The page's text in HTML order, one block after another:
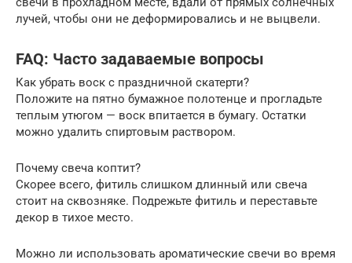
лучей, чтобы они не деформировались и не выцвели.
FAQ: Часто задаваемые вопросы
Как убрать воск с праздничной скатерти?
Положите на пятно бумажное полотенце и прогладьте
теплым утюгом — воск впитается в бумагу. Остатки
можно удалить спиртовым раствором.
Почему свеча коптит?
Скорее всего, фитиль слишком длинный или свеча
стоит на сквозняке. Подрежьте фитиль и переставьте
декор в тихое место.
Можно ли использовать ароматические свечи во время